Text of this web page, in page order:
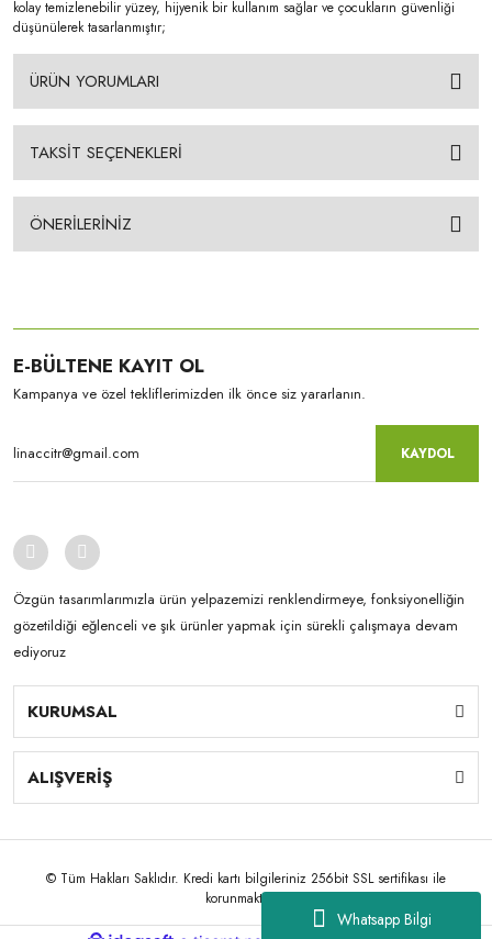
Whatsapp Bilgi
kolay temizlenebilir yüzey, hijyenik bir kullanım sağlar ve çocukların güvenliği
düşünülerek tasarlanmıştır;
ÜRÜN YORUMLARI
TAKSİT SEÇENEKLERİ
ÖNERİLERİNİZ
E-BÜLTENE KAYIT OL
Kampanya ve özel tekliflerimizden ilk önce siz yararlanın.
KAYDOL
Özgün tasarımlarımızla ürün yelpazemizi renklendirmeye, fonksiyonelliğin
gözetildiği eğlenceli ve şık ürünler yapmak için sürekli çalışmaya devam
ediyoruz
KURUMSAL
ALIŞVERİŞ
© Tüm Hakları Saklıdır. Kredi kartı bilgileriniz 256bit SSL sertifikası ile
korunmaktadır.